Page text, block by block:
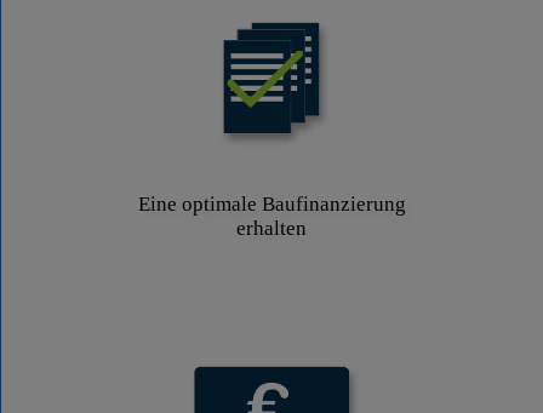
Eine optimale Baufinanzierung
erhalten